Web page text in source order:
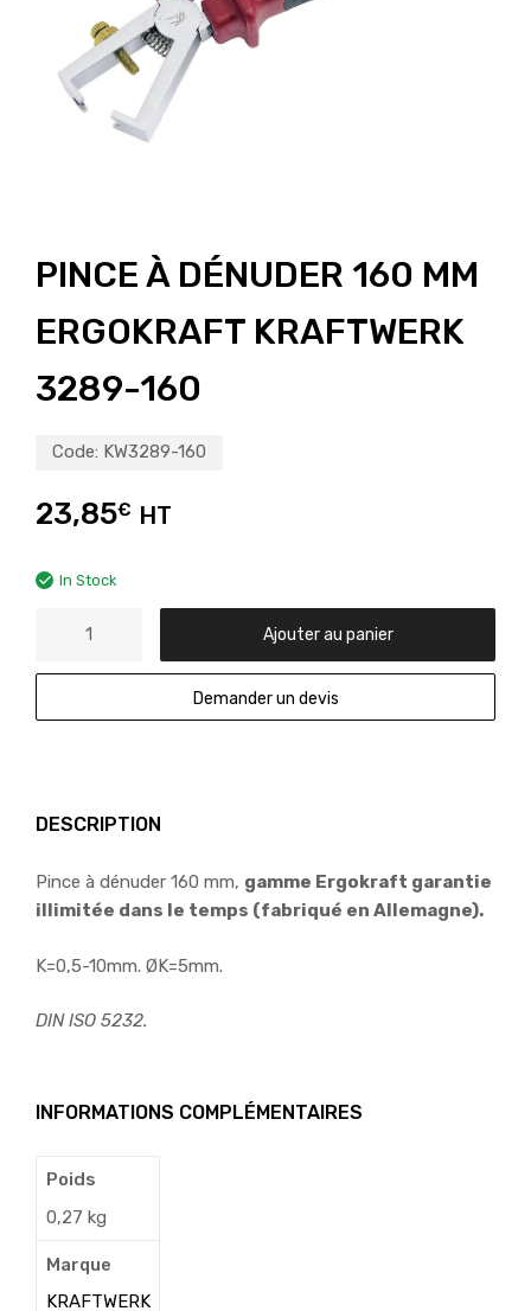
PINCE À DÉNUDER 160 MM
ERGOKRAFT KRAFTWERK
3289-160
Code: KW3289-160
23,85€ HT
In Stock
Ajouter au panier
Demander un devis
DESCRIPTION
Pince à dénuder 160 mm, gamme Ergokraft garantie
illimitée dans le temps (fabriqué en Allemagne).
K=0,5-10mm. ØK=5mm.
DIN ISO 5232.
INFORMATIONS COMPLÉMENTAIRES
Poids
0,27 kg
Marque
KRAFTWERK